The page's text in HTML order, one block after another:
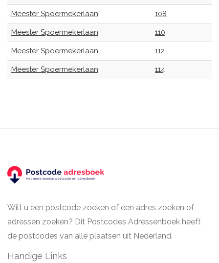
Meester Spoermekerlaan 108
Meester Spoermekerlaan 110
Meester Spoermekerlaan 112
Meester Spoermekerlaan 114
Wilt u een postcode zoeken of een adres zoeken of
adressen zoeken? Dit Postcodes Adressenboek heeft
de postcodes van alle plaatsen uit Nederland.
Handige Links